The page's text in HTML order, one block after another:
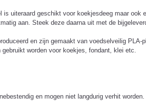
uiteraard geschikt voor koekjesdeeg maar ook
aan. Steek deze daarna uit met de
en zijn gemaakt van voedselveilig
worden voor koekjes, fondant, klei etc.
en mogen niet langdurig verhit